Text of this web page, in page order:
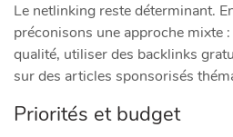
Le netlinking reste déterminant.
préconisons une approche mixte :
qualité, utiliser des backlinks
sur des articles sponsorisés
Priorités et budget